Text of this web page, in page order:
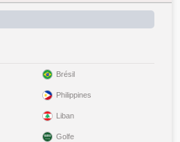
Brésil
Philippines
Liban
Golfe